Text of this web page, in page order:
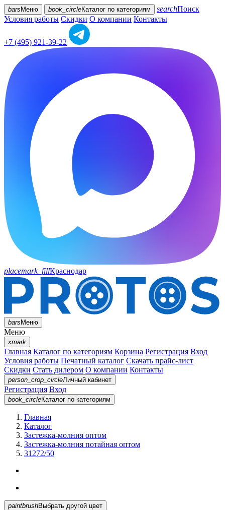
bars Меню book_circleКаталог по категориям searchПоиск
Условия работы Скидки О компании Контакты
+7 (495) 921-39-22
placemark_fillКраснодар
barsМеню
Меню
xmark
Главная Каталог по категориям Корзина Регистрация Вход
Условия работы Печатный каталог Скачать прайс-лист
Скидки Стать дилером О компании Контакты
person_crop_circleЛичный кабинет
Регистрация Вход
book_circleКаталог по категориям
Главная
Каталог
Застежка-молния оптом
Застежка-молния потайная оптом
31272/50
paintbrush
Выбрать другой цвет